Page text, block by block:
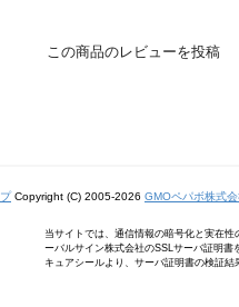
この商品のレビューを投稿
Copyright (C) 2005-2026 GMOペパボ株式
当サイトでは、通信情報の暗号化と実在性
ーバルサイン株式会社のSSLサーバ証明書
キュアシールより、サーバ証明書の検証結